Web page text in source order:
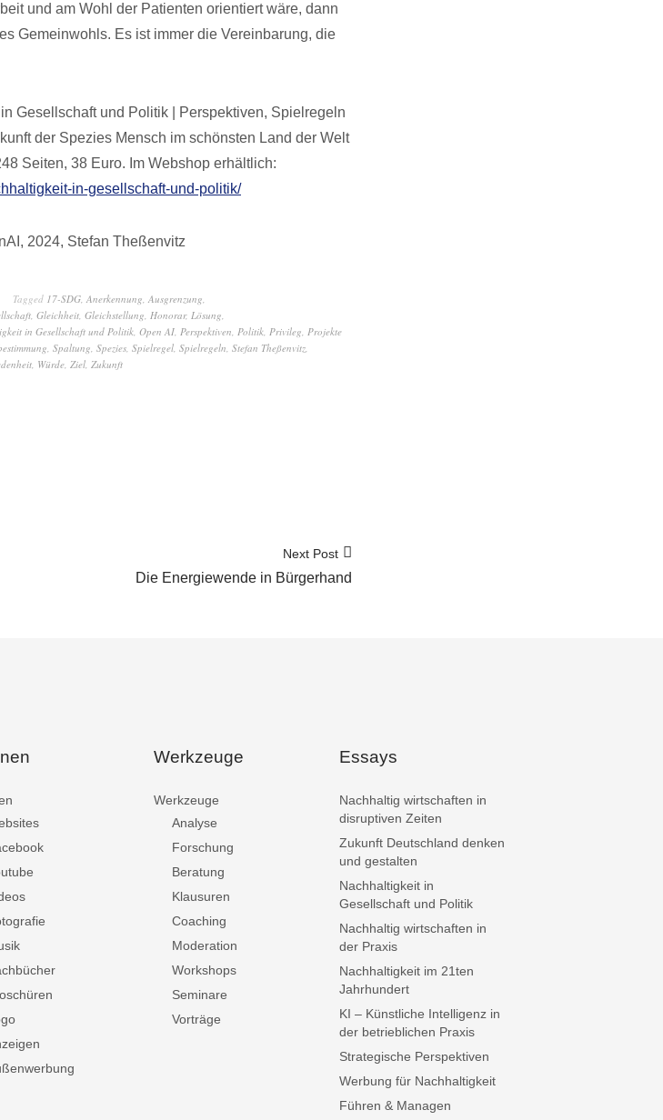
und am Wohl der Patienten orientiert wäre, dann
Gemeinwohls. Es ist immer die Vereinbarung, die
Gesellschaft und Politik | Perspektiven, Spielregeln
der Spezies Mensch im schönsten Land der Welt
Seiten, 38 Euro. Im Webshop erhältlich:
in-gesellschaft-und-politik/
2024, Stefan Theßenvitz
Tagged 17-SDG, Anerkennung, Ausgrenzung,
, Gleichheit, Gleichstellung, Honorar, Lösung,
in Gesellschaft und Politik, Open AI, Perspektiven, Politik, Privileg, Projekte
, Spaltung, Spezies, Spielregel, Spielregeln, Stefan Theßenvitz,
, Würde, Ziel, Zukunft
Next Post
Die Energiewende in Bürgerhand
Werkzeuge
Werkzeuge
Analyse
Forschung
Beratung
Klausuren
Coaching
Moderation
Workshops
Seminare
Vorträge
Essays
Nachhaltig wirtschaften in
disruptiven Zeiten
Zukunft Deutschland denken
und gestalten
Nachhaltigkeit in
Gesellschaft und Politik
Nachhaltig wirtschaften in
der Praxis
Nachhaltigkeit im 21ten
Jahrhundert
KI – Künstliche Intelligenz in
der betrieblichen Praxis
Strategische Perspektiven
Werbung für Nachhaltigkeit
Führen & Managen